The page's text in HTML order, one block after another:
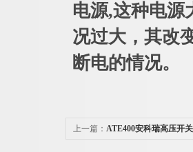
电源,这种电源
况过大，其改
断电的情况。
上一篇： ATE400安科瑞高压开